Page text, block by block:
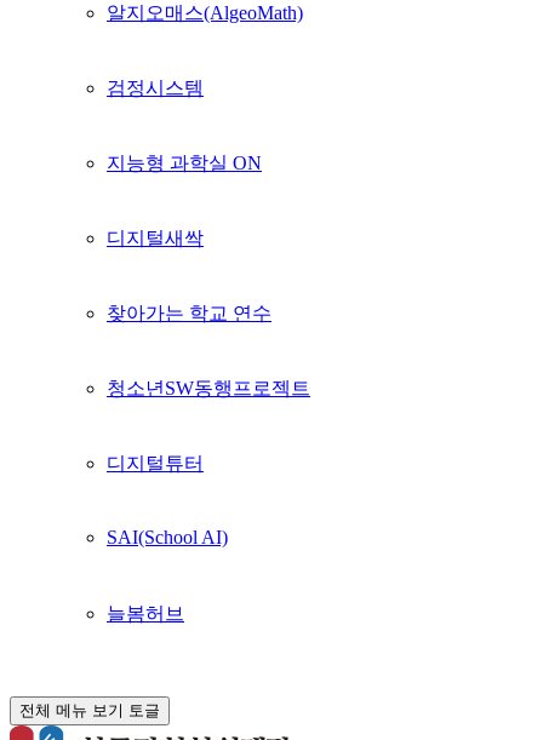
알지오매스(AlgeoMath)
검정시스템
지능형 과학실 ON
디지털새싹
찾아가는 학교 연수
청소년SW동행프로젝트
디지털튜터
SAI(School AI)
늘봄허브
전체 메뉴 보기 토글